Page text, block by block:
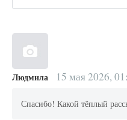
Людмила 15 мая 2026,
Спасибо! Какой тёплый